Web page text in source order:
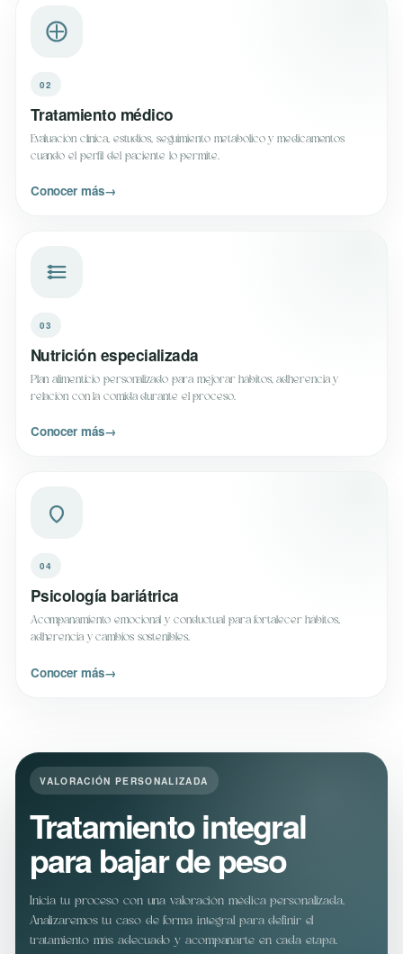
02
Tratamiento médico
Evaluación clínica, estudios, seguimiento metabólico y medicamentos
cuando el perfil del paciente lo permite.
Conocer más→
03
Nutrición especializada
Plan alimenticio personalizado para mejorar hábitos, adherencia y
relación con la comida durante el proceso.
Conocer más→
04
Psicología bariátrica
Acompañamiento emocional y conductual para fortalecer hábitos,
adherencia y cambios sostenibles.
Conocer más→
VALORACIÓN PERSONALIZADA
Tratamiento integral
para bajar de peso
Inicia tu proceso con una valoración médica personalizada.
Analizaremos tu caso de forma integral para definir el
tratamiento más adecuado y acompañarte en cada etapa.